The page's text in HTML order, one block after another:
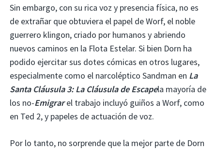
Sin embargo, con su rica voz y presencia física, no es
de extrañar que obtuviera el papel de Worf, el noble
guerrero klingon, criado por humanos y abriendo
nuevos caminos en la Flota Estelar. Si bien Dorn ha
podido ejercitar sus dotes cómicas en otros lugares,
especialmente como el narcoléptico Sandman en La
Santa Cláusula 3: La Cláusula de Escapela mayoría de
los no-Emigrarel trabajo incluyó guiños a Worf, como
en Ted 2, y papeles de actuación de voz.
Por lo tanto, no sorprende que la mejor parte de Dorn